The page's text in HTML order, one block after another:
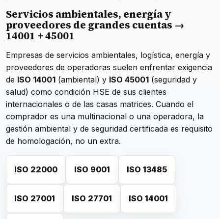
Servicios ambientales, energía y
proveedores de grandes cuentas →
14001 + 45001
Empresas de servicios ambientales, logística, energía y
proveedores de operadoras suelen enfrentar exigencia
de ISO 14001 (ambiental) y ISO 45001 (seguridad y
salud) como condición HSE de sus clientes
internacionales o de las casas matrices. Cuando el
comprador es una multinacional o una operadora, la
gestión ambiental y de seguridad certificada es requisito
de homologación, no un extra.
ISO 22000 ISO 9001 ISO 13485
ISO 27001 ISO 27701 ISO 14001